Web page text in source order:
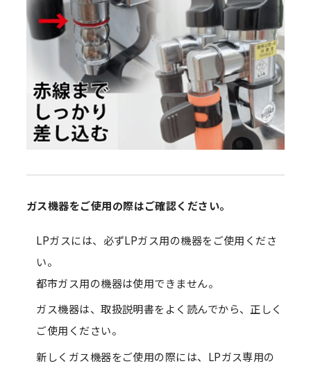
ガス機器をご使用の際はご確認ください。
LPガスには、必ずLPガス用の機器をご使用くださ
い。
都市ガス用の機器は使用できません。
ガス機器は、取扱説明書をよく読んでから、正しく
ご使用ください。
新しくガス機器をご使用の際には、LPガス専用の